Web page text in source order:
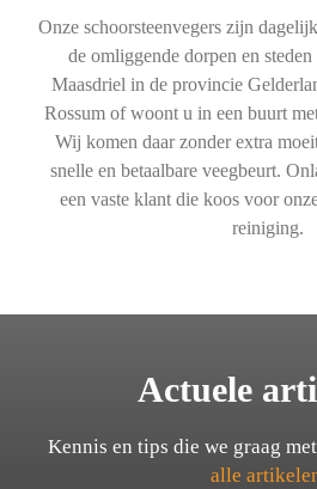
Onze schoorsteenvegers zijn
de omliggende dorpen en
Maasdriel in de provincie
Rossum of woont u in een buurt
Wij komen daar zonder extra
snelle en betaalbare veegbeurt.
een vaste klant die koos voor
reiniging.
Actuele
Kennis en tips die we graag
alle